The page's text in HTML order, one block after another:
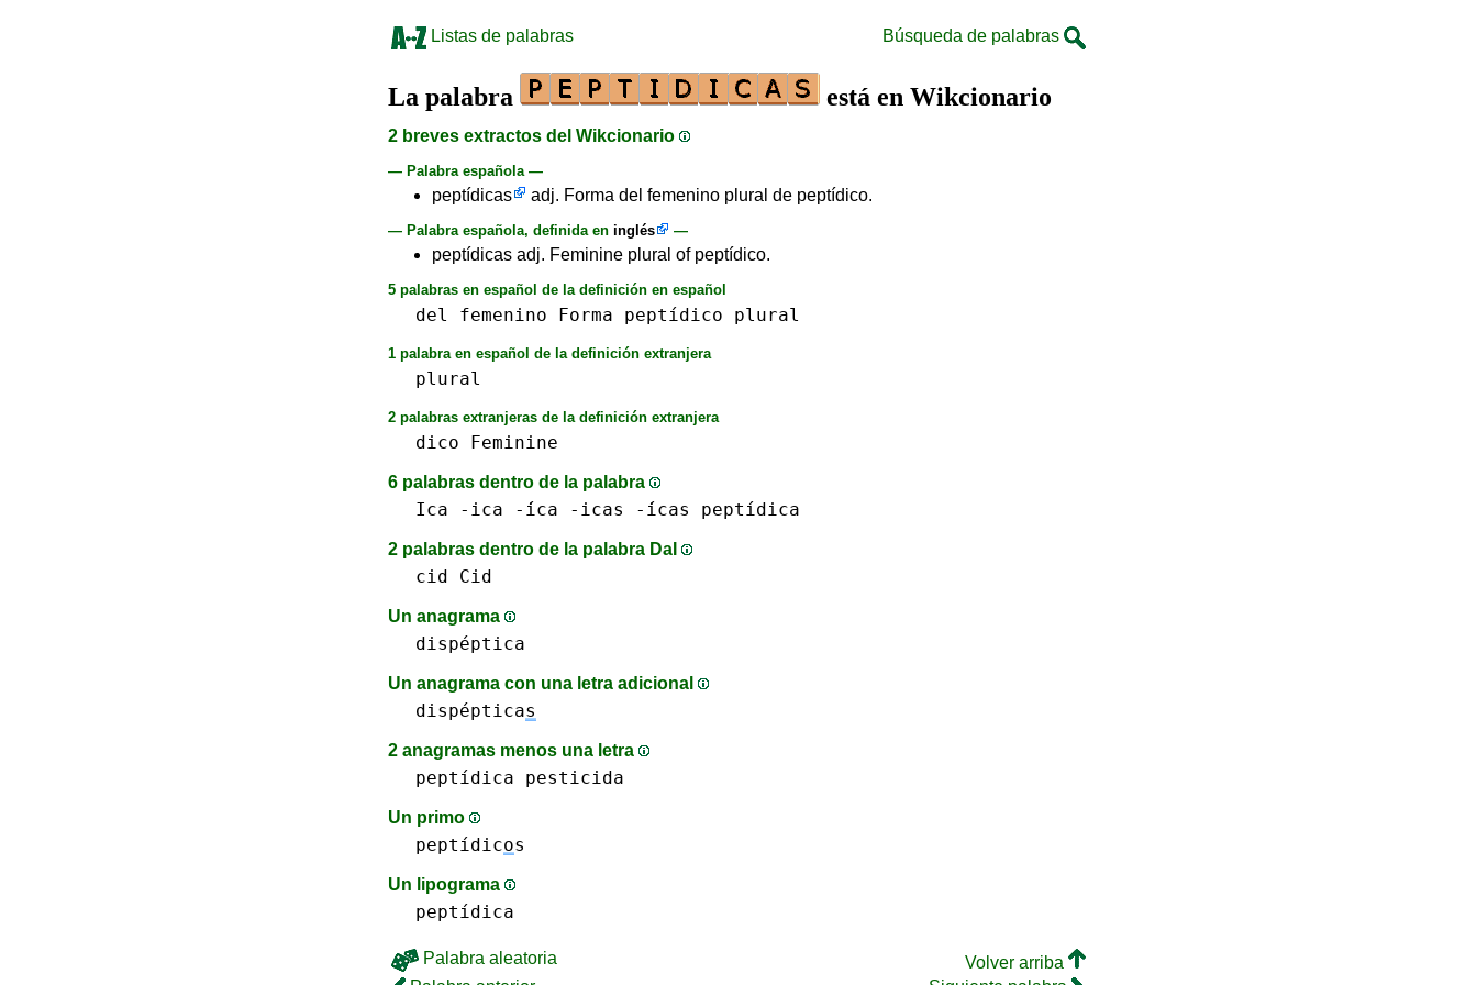
Listas de palabras Búsqueda de palabras
La palabra está en Wikcionario
2 breves extractos del Wikcionario
— Palabra española —
peptídicas adj. Forma del femenino plural de peptídico.
— Palabra española, definida en inglés —
peptídicas adj. Feminine plural of peptídico.
5 palabras en español de la definición en español
del femenino Forma peptídico plural
1 palabra en español de la definición extranjera
plural
2 palabras extranjeras de la definición extranjera
dico Feminine
6 palabras dentro de la palabra
Ica -ica -́ica -icas -́icas peptídica
2 palabras dentro de la palabra DaI
cid Cid
Un anagrama
dispéptica
Un anagrama con una letra adicional
dispépticas
2 anagramas menos una letra
peptídica pesticida
Un primo
peptídicos
Un lipograma
peptídica
Palabra aleatoria
Volver arriba